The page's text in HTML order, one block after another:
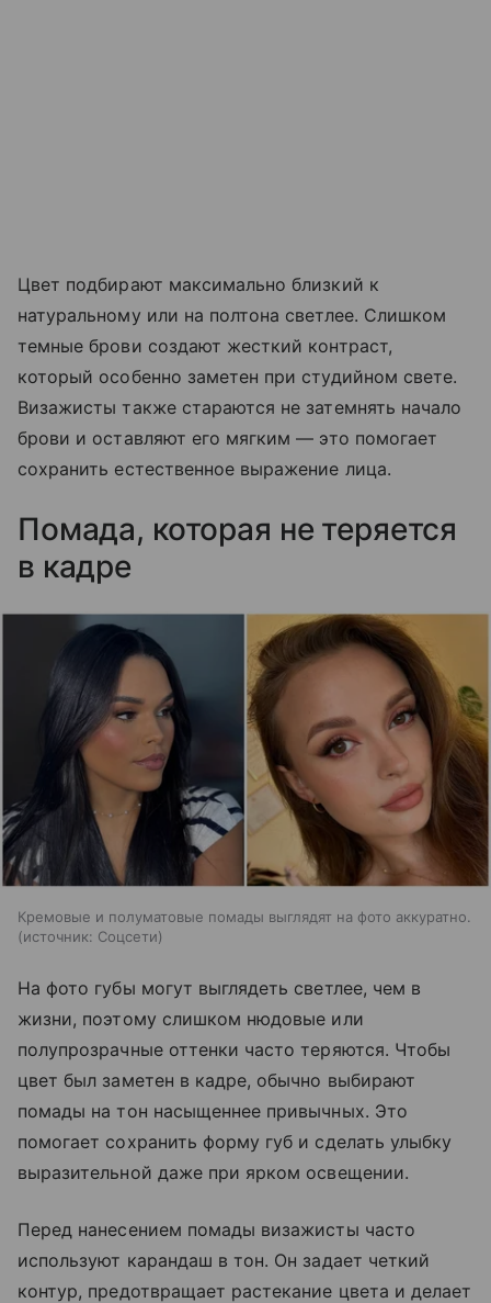
Цвет подбирают максимально близкий к
натуральному или на полтона светлее. Слишком
темные брови создают жесткий контраст,
который особенно заметен при студийном свете.
Визажисты также стараются не затемнять начало
брови и оставляют его мягким — это помогает
сохранить естественное выражение лица.
Помада, которая не теряется
в кадре
Кремовые и полуматовые помады выглядят на фото аккуратно.
источник: Соцсети
На фото губы могут выглядеть светлее, чем в
жизни, поэтому слишком нюдовые или
полупрозрачные оттенки часто теряются. Чтобы
цвет был заметен в кадре, обычно выбирают
помады на тон насыщеннее привычных. Это
помогает сохранить форму губ и сделать улыбку
выразительной даже при ярком освещении.
Перед нанесением помады визажисты часто
используют карандаш в тон. Он задает четкий
контур, предотвращает растекание цвета и делает